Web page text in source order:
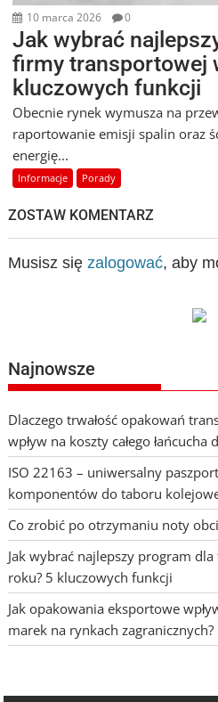
10 marca 2026 0
Jak wybrać
firmy transportowej
kluczowych funkcji
Obecnie rynek wymusza na
raportowanie emisji spalin oraz
energię...
Informacje Porady
ZOSTAW KOMENTARZ
Musisz się zalogować, aby
Najnowsze
Dlaczego trwałość opakowań
wpływ na koszty całego łańcucha
ISO 22163 – uniwersalny
komponentów do taboru
Co zrobić po otrzymaniu noty
Jak wybrać najlepszy program
roku? 5 kluczowych funkcji
Jak opakowania eksportowe
marek na rynkach zagranicznych?